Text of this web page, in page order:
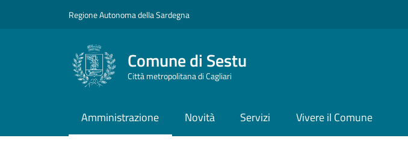
Regione Autonoma della Sardegna
Comune di Sestu
Città metropolitana di Cagliari
Amministrazione Novità Servizi Vivere il Comune